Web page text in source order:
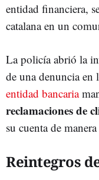
entidad financiera,
catalana en un
La policía abrió la
de una denuncia en
entidad bancaria
reclamaciones de
su cuenta de
Reintegros